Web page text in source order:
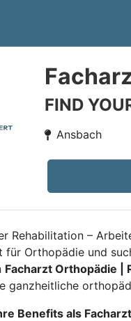
FIND
Ansbach
Rehabilitation –
für Orthopädie und
Facharzt Orthopädie |
ganzheitliche
Benefits als